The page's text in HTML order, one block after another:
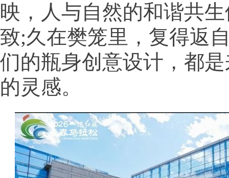
映，人与自然的和谐共
致;久在樊笼里，复得返
们的瓶身创意设计，都
的灵感。